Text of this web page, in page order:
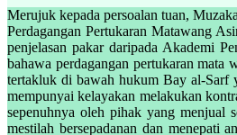
Merujuk kepada persoalan tuan,
Perdagangan Pertukaran Matawang
penjelasan pakar daripada Akademi
bahawa perdagangan pertukaran
tertakluk di bawah hukum Bay al-Sarf
mempunyai kelayakan melakukan
sepenuhnya oleh pihak yang menjual
mestilah bersepadanan dan menepati